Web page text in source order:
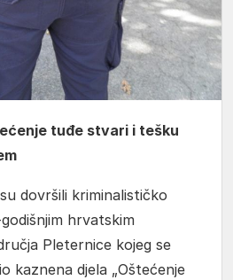
tuđe stvari i tešku
dovršili kriminalističko
hrvatskim
Pleternice kojeg se
kaznena djela „Oštećenje